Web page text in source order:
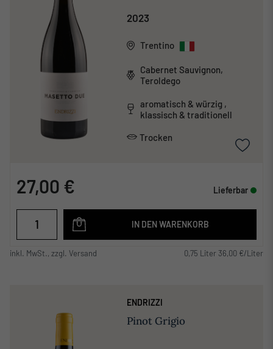
2023
Trentino
Cabernet Sauvignon,
Teroldego
aromatisch & würzig ,
klassisch & traditionell
Trocken
27,00 € Lieferbar
IN DEN WARENKORB
inkl. MwSt., zzgl. Versand 0,75 Liter 36,00 €/Liter
ENDRIZZI
Pinot Grigio